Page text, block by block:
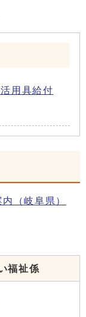
用具給付
（岐阜県）
福祉係